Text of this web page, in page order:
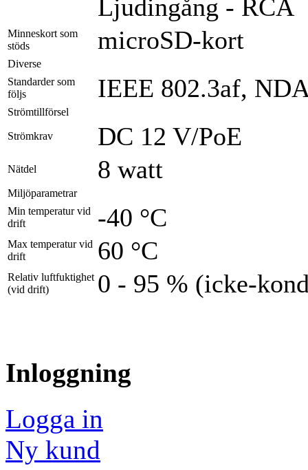
Ljudingång - RCA
Minneskort som
stöds
microSD-kort
Diverse
Standarder som
följs
IEEE 802.3af,
Strömtillförsel
Strömkrav DC 12 V/PoE
Nätdel 8 watt
Miljöparametrar
Min temperatur vid
drift
-40 °C
Max temperatur vid
drift
60 °C
Relativ luftfuktighet
(vid drift)
0 - 95 % (icke-
Inloggning
Logga in
Ny kund